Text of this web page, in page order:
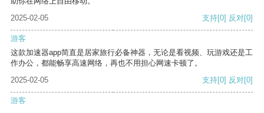
2025-02-05
支持[0] 反对[0]
游客
这款加速器app简直是居家旅行必备神器，无论是看视频、玩游戏还是工
作办公，都能畅享高速网络，再也不用担心网速卡顿了。
2025-02-05
支持[0] 反对[0]
游客